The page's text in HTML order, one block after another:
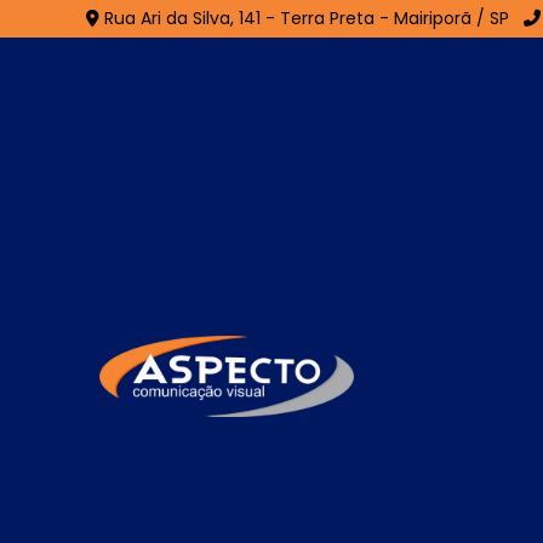
Rua Ari da Silva, 141 - Terra Preta - Mairiporã / SP
composição positiva, comunicação visual
certo! Seja bem-vindo a Aspecto
navegando em nosso site para conferir
disponíveis e fale diretamente com nosso